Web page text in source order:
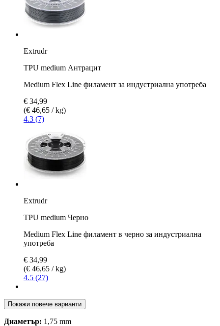
Extrudr
TPU medium Антрацит
Medium Flex Line филамент за индустриална употреба
€ 34,99
(€ 46,65 / kg)
4.3 (7)
Extrudr
TPU medium Черно
Medium Flex Line филамент в черно за индустриална
употреба
€ 34,99
(€ 46,65 / kg)
4.5 (27)
Покажи повече варианти
Диаметър: 1,75 mm